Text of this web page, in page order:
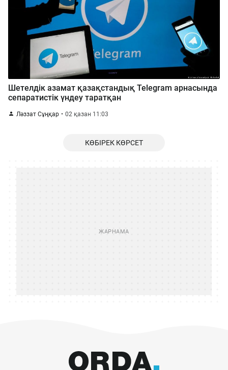
Шетелдік азамат қазақстандық Telegram арнасында
сепаратистік үндеу таратқан
Ләззат Сұңқар 02 қазан 11:03
КӨБІРЕК КӨРСЕТ